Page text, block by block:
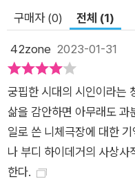
마』 이후 10년 만에 펴내
거 사상에 매료되어 그 사
하고 꼼꼼한 사유 여행의 기
한 철학자의 정신 속으로 난
거 극장』은 하이데거라는
사유의 오지를 답사한다.
깊은 곳, ‘존재의 비밀’이
이데거의 극장에서 상연하
구매자 (0) 전체 (1)
42zone 2023-01-31
궁핍한 시대의 시인이라는
삶을 감안하면 아무래도 과
일로 쓴 니체극장에 대한
나 부디 하이데거의 사상사
한다.